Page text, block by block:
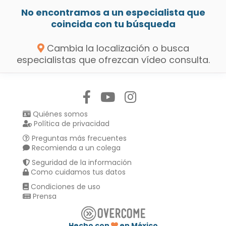
No encontramos a un especialista que
coincida con tu búsqueda
Cambia la localización o busca
especialistas que ofrezcan vídeo consulta.
Quiénes somos
Política de privacidad
Preguntas más frecuentes
Recomienda a un colega
Seguridad de la información
Como cuidamos tus datos
Condiciones de uso
Prensa